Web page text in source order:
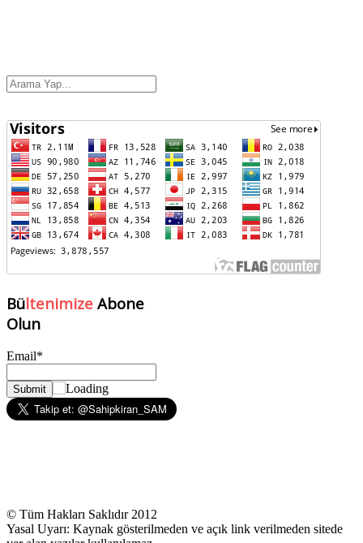
Bültenimize Abone
Olun
Email*
© Tüm Hakları Saklıdır 2012
Yasal Uyarı: Kaynak gösterilmeden ve açık link verilmeden sitede